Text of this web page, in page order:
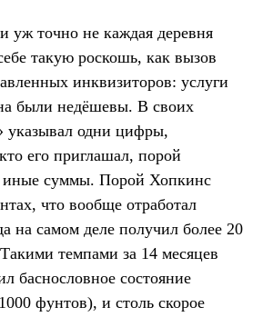
уж точно не каждая деревня
такую роскошь, как вызов
инквизиторов: услуги
были недёшевы. В своих
указывал одни цифры,
его приглашал, порой
иные суммы. Порой Хопкинс
что вообще отработал
на самом деле получил более 20
темпами за 14 месяцев
баснословное состояние
фунтов), и столь скорое